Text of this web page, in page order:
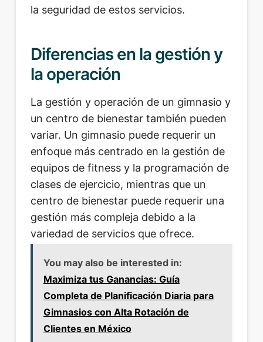
la seguridad de estos servicios.
Diferencias en la gestión y
la operación
La gestión y operación de un gimnasio y
un centro de bienestar también pueden
variar. Un gimnasio puede requerir un
enfoque más centrado en la gestión de
equipos de fitness y la programación de
clases de ejercicio, mientras que un
centro de bienestar puede requerir una
gestión más compleja debido a la
variedad de servicios que ofrece.
You may also be interested in:
Maximiza tus Ganancias: Guía
Completa de Planificación Diaria para
Gimnasios con Alta Rotación de
Clientes en México